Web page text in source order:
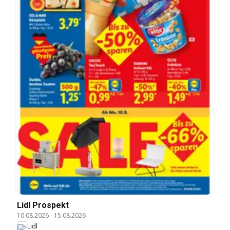
Lidl Prospekt
10.08.2026- 15.08.2026
Lidl